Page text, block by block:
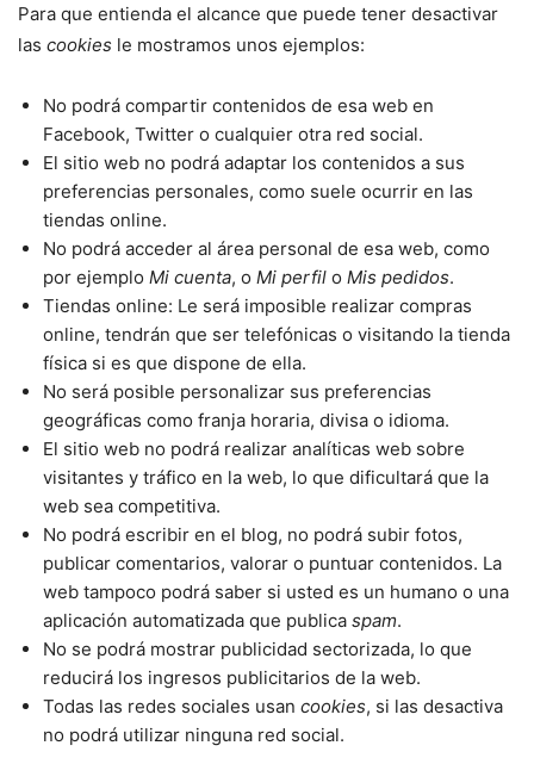
Para que entienda el alcance que puede tener desactivar
las cookies le mostramos unos ejemplos:
No podrá compartir contenidos de esa web en
Facebook, Twitter o cualquier otra red social.
El sitio web no podrá adaptar los contenidos a sus
preferencias personales, como suele ocurrir en las
tiendas online.
No podrá acceder al área personal de esa web, como
por ejemplo Mi cuenta, o Mi perfil o Mis pedidos.
Tiendas online: Le será imposible realizar compras
online, tendrán que ser telefónicas o visitando la tienda
física si es que dispone de ella.
No será posible personalizar sus preferencias
geográficas como franja horaria, divisa o idioma.
El sitio web no podrá realizar analíticas web sobre
visitantes y tráfico en la web, lo que dificultará que la
web sea competitiva.
No podrá escribir en el blog, no podrá subir fotos,
publicar comentarios, valorar o puntuar contenidos. La
web tampoco podrá saber si usted es un humano o una
aplicación automatizada que publica spam.
No se podrá mostrar publicidad sectorizada, lo que
reducirá los ingresos publicitarios de la web.
Todas las redes sociales usan cookies, si las desactiva
no podrá utilizar ninguna red social.